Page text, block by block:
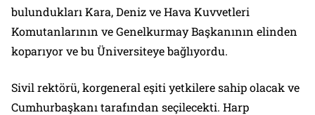
bulundukları Kara, Deniz ve Hava Kuvvetleri
Komutanlarının ve Genelkurmay Başkanının elinden
koparıyor ve bu Üniversiteye bağlıyordu.
Sivil rektörü, korgeneral eşiti yetkilere sahip olacak ve
Cumhurbaşkanı tarafından seçilecekti. Harp